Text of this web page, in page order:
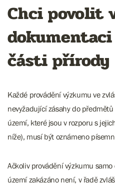
Chci povolit
části přírody
Každé provádění výzkumu ve
nevyžadující zásahy do
území, které jsou v rozporu s
níže), musí být oznámeno
Ačkoliv provádění výzkumu
území zakázáno není, v řadě